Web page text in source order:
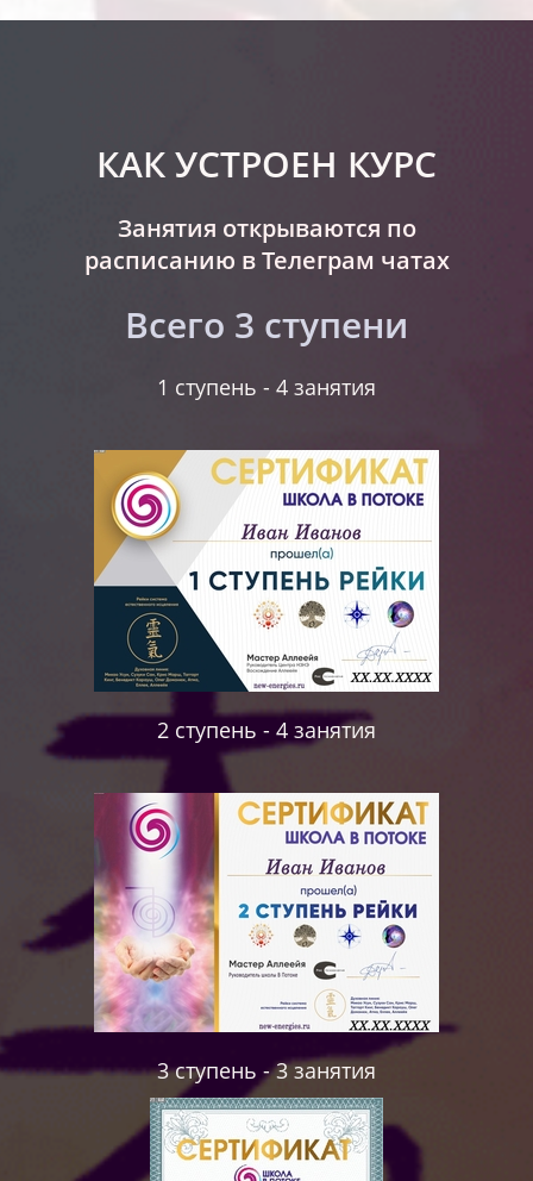
КАК УСТРОЕН КУРС
Занятия открываются по
расписанию в Телеграм чатах
Всего 3 ступени
1 ступень - 4 занятия
2 ступень - 4 занятия
3 ступень - 3 занятия